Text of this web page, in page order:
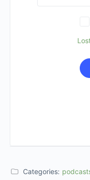
Categories: